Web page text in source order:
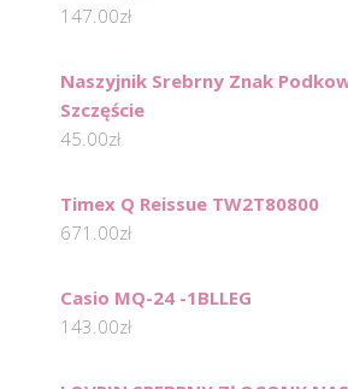
147.00zł
Naszyjnik Srebrny Znak
Szczęście
45.00zł
Timex Q Reissue TW2T80800
671.00zł
Casio MQ-24 -1BLLEG
143.00zł